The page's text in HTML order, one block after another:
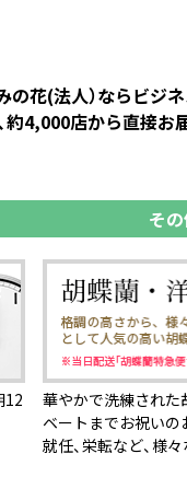
の花(法人）ならビ
4,000店から直接お
そ
12
華やかで洗練された
ベートまでお祝いの
就任、栄転など、様